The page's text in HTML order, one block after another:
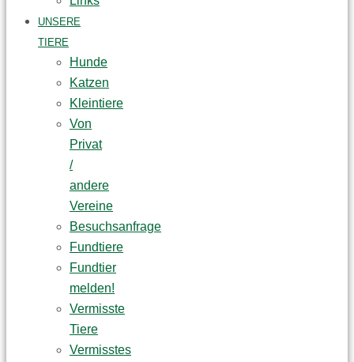
UNSERE
TIERE
Hunde
Katzen
Kleintiere
Von
Privat
/
andere
Vereine
Besuchsanfrage
Fundtiere
Fundtier
melden!
Vermisste
Tiere
Vermisstes